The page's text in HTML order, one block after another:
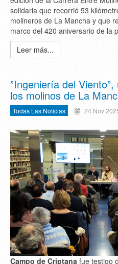
solidaria que recorrió 53
molineros de La Mancha y que
marco del 420 aniversario de la
Leer más...
”Ingeniería del
los molinos de La
Todas Las Noticias 24 Nov
Campo de Criptana fue testigo